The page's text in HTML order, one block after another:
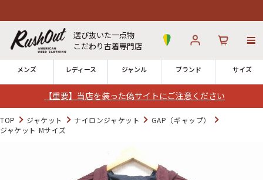
【重要】当店を装った偽サイトにご注意ください
選び抜いた一点物
こだわり古着専門店
メンズ レディース ジャンル ブランド サイズ
ログイン
TOP ジャケット ナイロンジャケット
GAP（ギャップ）
ジャケット Mサイズ